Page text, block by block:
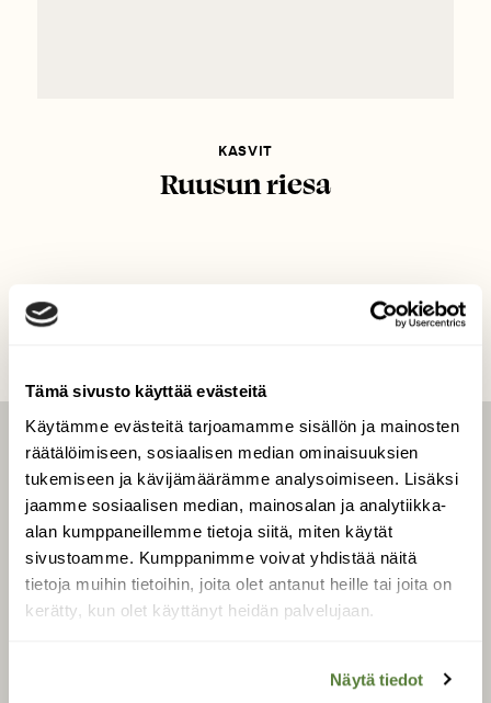
Tämä sivusto käyttää evästeitä
Käytämme evästeitä tarjoamamme sisällön ja mainosten
räätälöimiseen, sosiaalisen median ominaisuuksien
tukemiseen ja kävijämäärämme analysoimiseen. Lisäksi
jaamme sosiaalisen median, mainosalan ja analytiikka-
alan kumppaneillemme tietoja siitä, miten käytät
sivustoamme. Kumppanimme voivat yhdistää näitä
tietoja muihin tietoihin, joita olet antanut heille tai joita on
kerätty, kun olet käyttänyt heidän palvelujaan.
Näytä tiedot
KASVIT
Ruusun riesa
LEHTI
Uusin lehti
Tilaa Suomen Luonto
Tilaa digilukuoikeus
Äänestä parasta juttua
Tilaa uutiskirje